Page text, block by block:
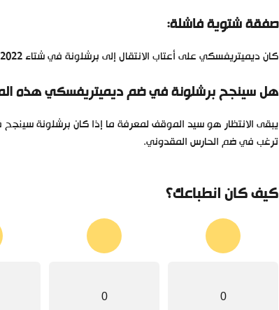
صفقة شتوية فاشلة:
كان ديميتريفسكي على أعتاب الانتقال إلى برشلونة في شتاء 2022، وتم الاتفاق على كل شيء، لكن عدم رحيل الحارس نيتو عطل الصفقة.
هل سينجح برشلونة في ضم ديميتريفسكي هذه
يبقى الانتظار هو سيد الموقف لمعرفة ما إذا كان برشلونة
ترغب في ضم الحارس المقدوني.
كيف كان انطباعك؟
0
0